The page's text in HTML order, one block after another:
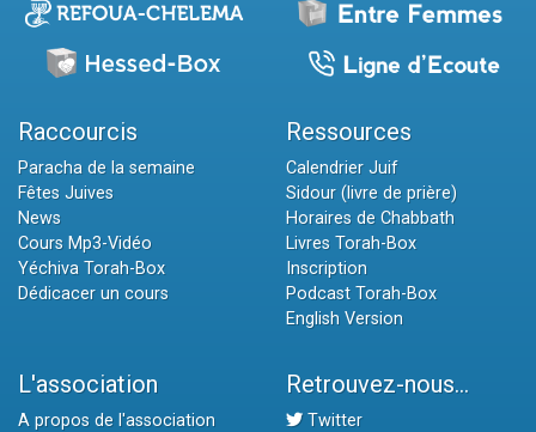
Raccourcis
Paracha de la semaine
Fêtes Juives
News
Cours Mp3-Vidéo
Yéchiva Torah-Box
Dédicacer un cours
Ressources
Calendrier Juif
Sidour (livre de prière)
Horaires de Chabbath
Livres Torah-Box
Inscription
Podcast Torah-Box
English Version
L'association
A propos de l'association
Retrouvez-nous...
Twitter